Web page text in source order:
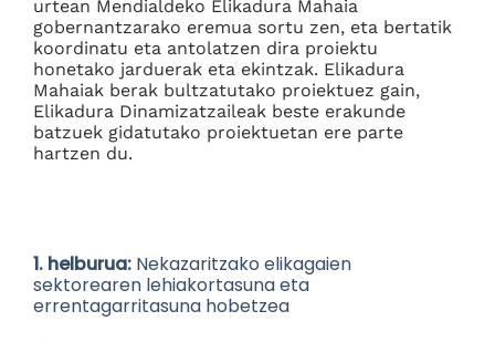
urtean Mendialdeko Elikadura Mahaia
gobernantzarako eremua sortu zen, eta bertatik
koordinatu eta antolatzen dira proiektu
honetako jarduerak eta ekintzak. Elikadura
Mahaiak berak bultzatutako proiektuez gain,
Elikadura Dinamizatzaileak beste erakunde
batzuek gidatutako proiektuetan ere parte
hartzen du.
1. helburua:Nekazaritzako elikagaien
sektorearen lehiakortasuna eta
errentagarritasuna hobetzea